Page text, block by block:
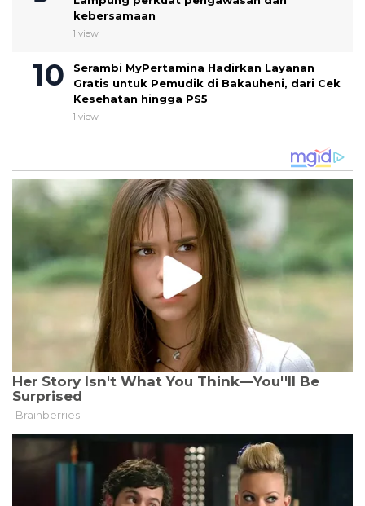
kebersamaan
1 view
Serambi MyPertamina Hadirkan Layanan
Gratis untuk Pemudik di Bakauheni, dari Cek
Kesehatan hingga PS5
1 view